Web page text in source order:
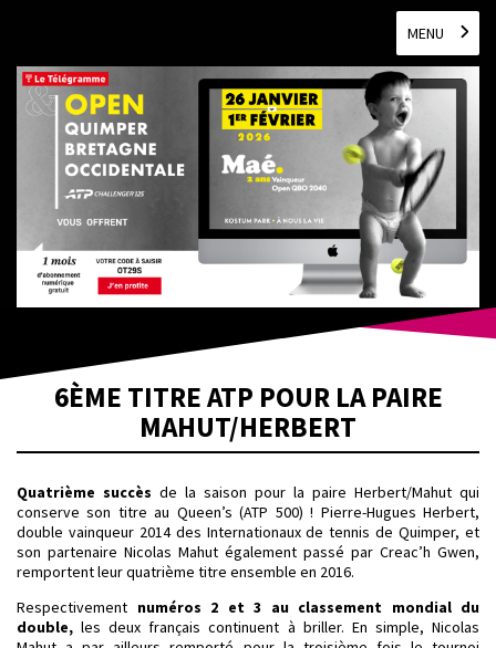
MENU
6ÈME TITRE ATP POUR LA PAIRE
MAHUT/HERBERT
Quatrième succès de la saison pour la paire Herbert/Mahut qui
conserve son titre au Queen’s (ATP 500) ! Pierre-Hugues Herbert,
double vainqueur 2014 des Internationaux de tennis de Quimper, et
son partenaire Nicolas Mahut également passé par Creac’h Gwen,
remportent leur quatrième titre ensemble en 2016.
Respectivement numéros 2 et 3 au classement mondial du
double, les deux français continuent à briller. En simple, Nicolas